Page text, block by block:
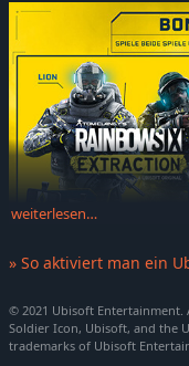
Änderungen von
gelten, inkl.
Einschränkungen. „Buddy
weiterlesen…
» So aktiviert man ein
© 2021 Ubisoft Entertainment.
Soldier Icon, Ubisoft, and the
trademarks of Ubisoft